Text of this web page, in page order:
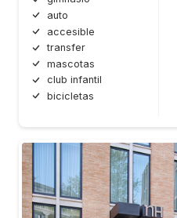
auto
accesible
transfer
mascotas
club infantil
bicicletas